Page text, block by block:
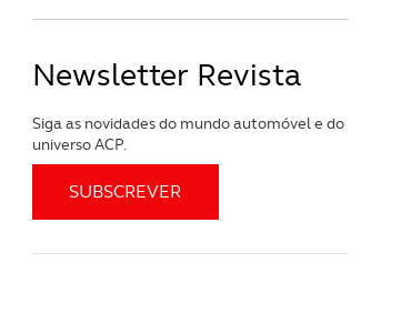
Newsletter Revista
Siga as novidades do mundo automóvel e do
universo ACP.